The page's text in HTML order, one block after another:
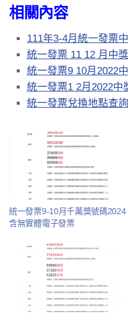
相關內容
111年3-4月統一發票
統一發票 11 12 月中
統一發票9 10月2022
統一發票1 2月2022中
統一發票兌換地點查詢
統一發票9-10月千萬獎號碼2024
含無實體電子發票